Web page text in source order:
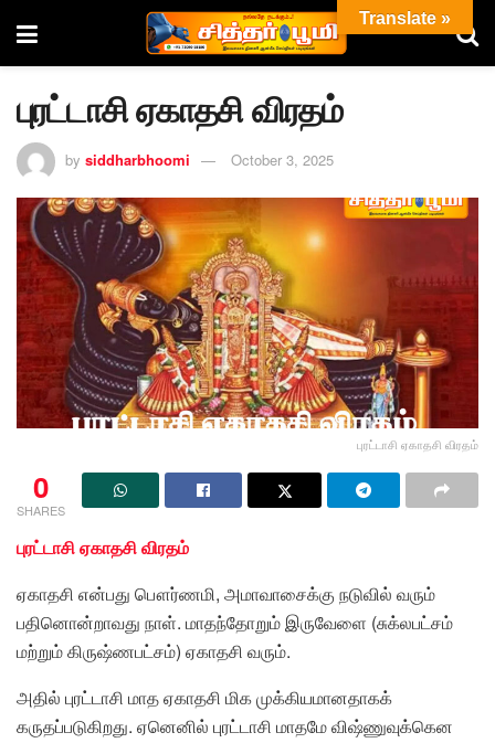
புரட்டாசி ஏகாதசி விரதம்
by siddharbhoomi October 3, 2025
புரட்டாசி ஏகாதசி விரதம்
0
SHARES
புரட்டாசி ஏகாதசி விரதம்
ஏகாதசி என்பது பௌர்ணமி, அமாவாசைக்கு நடுவில் வரும்
பதினொன்றாவது நாள். மாதந்தோறும் இருவேளை (சுக்லபட்சம்
மற்றும் கிருஷ்ணபட்சம்) ஏகாதசி வரும்.
அதில் புரட்டாசி மாத ஏகாதசி மிக முக்கியமானதாகக்
கருதப்படுகிறது. ஏனெனில் புரட்டாசி மாதமே விஷ்ணுவுக்கென
Translate »